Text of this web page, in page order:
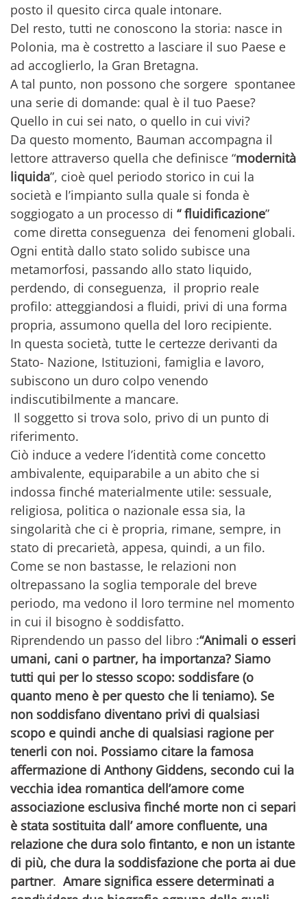
posto il quesito circa quale intonare.
Del resto, tutti ne conoscono la storia: nasce in
Polonia, ma è costretto a lasciare il suo Paese e
ad accoglierlo, la Gran Bretagna.
A tal punto, non possono che sorgere spontanee
una serie di domande: qual è il tuo Paese?
Quello in cui sei nato, o quello in cui vivi?
Da questo momento, Bauman accompagna il
lettore attraverso quella che definisce “modernità
liquida”, cioè quel periodo storico in cui la
società e l’impianto sulla quale si fonda è
soggiogato a un processo di “ fluidificazione”
come diretta conseguenza dei fenomeni globali.
Ogni entità dallo stato solido subisce una
metamorfosi, passando allo stato liquido,
perdendo, di conseguenza, il proprio reale
profilo: atteggiandosi a fluidi, privi di una forma
propria, assumono quella del loro recipiente.
In questa società, tutte le certezze derivanti da
Stato- Nazione, Istituzioni, famiglia e lavoro,
subiscono un duro colpo venendo
indiscutibilmente a mancare.
Il soggetto si trova solo, privo di un punto di
riferimento.
Ciò induce a vedere l’identità come concetto
ambivalente, equiparabile a un abito che si
indossa finché materialmente utile: sessuale,
religiosa, politica o nazionale essa sia, la
singolarità che ci è propria, rimane, sempre, in
stato di precarietà, appesa, quindi, a un filo.
Come se non bastasse, le relazioni non
oltrepassano la soglia temporale del breve
periodo, ma vedono il loro termine nel momento
in cui il bisogno è soddisfatto.
Riprendendo un passo del libro :“Animali o esseri
umani, cani o partner, ha importanza? Siamo
tutti qui per lo stesso scopo: soddisfare (o
quanto meno è per questo che li teniamo). Se
non soddisfano diventano privi di qualsiasi
scopo e quindi anche di qualsiasi ragione per
tenerli con noi. Possiamo citare la famosa
affermazione di Anthony Giddens, secondo cui la
vecchia idea romantica dell’amore come
associazione esclusiva finché morte non ci separi
è stata sostituita dall’ amore confluente, una
relazione che dura solo fintanto, e non un istante
di più, che dura la soddisfazione che porta ai due
partner. Amare significa essere determinati a